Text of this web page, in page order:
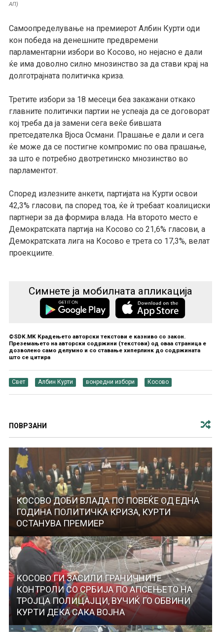
АП)
Самоопределување на премиерот Албин Курти оди
кон победа на денешните предвремени
парламентарни избори во Косово, но нејасно е дали
ќе има доволно силно мнозинство за да стави крај на
долготрајната политичка криза.
Третите избори за 18 месеци беа закажани откако
главните политички партии не успеаја да се договорат
кој треба да ја замени сега веќе бившата
претседателка Вјоса Османи. Прашање е дали и сега
ќе може да се постигне компромис по ова прашање,
за што е потребно двотретинско мнозинство во
парламентот.
Според излезните анкети, партијата на Курти освои
42,3% гласови, па според тоа, ќе ѝ требаат коалициски
партнери за да формира влада. На второто место е
Демократската партија на Косово со 21,6% гласови, а
Демократската лига на Косово е трета со 17,3%, велат
проекциите.
Симнете ја мобилната апликација
©SDK.MK Крадењето авторски текстови е казниво со закон.
Преземањето на авторски содржини (текстови) од оваа страница е
дозволено само делумно и со ставање хиперлинк до содржината
што се цитира
Свет Албин Курти вонредни избори Косово
ПОВРЗАНИ
КОСОВО ДОБИ ВЛАДА ПО ПОВЕЌЕ ОД ЕДНА
ГОДИНА ПОЛИТИЧКА КРИЗА, КУРТИ
ОСТАНУВА ПРЕМИЕР
КОСОВО ГИ ЗАСИЛИ ГРАНИЧНИТЕ
КОНТРОЛИ СО СРБИЈА ПО АПСЕЊЕТО НА
ТРОЈЦА ПОЛИЦАЈЦИ, ВУЧИЌ ГО ОБВИНИ
КУРТИ ДЕКА САКА ВОЈНА